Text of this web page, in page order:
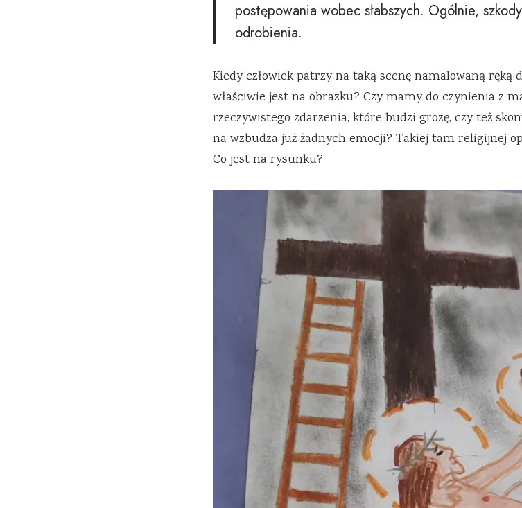
postępowania wobec słabszych. Ogólnie,
odrobienia.
Kiedy człowiek patrzy na taką scenę namalowaną ręką
właściwie jest na obrazku? Czy mamy do czynienia z
rzeczywistego zdarzenia, które budzi grozę, czy też
na wzbudza już żadnych emocji? Takiej tam religijnej
Co jest na rysunku?